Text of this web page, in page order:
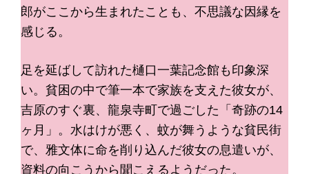
郎がここから生まれたことも、不思議な因縁を
感じる。
足を延ばして訪れた樋口一葉記念館も印象深
い。貧困の中で筆一本で家族を支えた彼女が、
吉原のすぐ裏、龍泉寺町で過ごした「奇跡の14
ヶ月」。水はけが悪く、蚊が舞うような貧民街
で、雅文体に命を削り込んだ彼女の息遣いが、
資料の向こうから聞こえるようだった。